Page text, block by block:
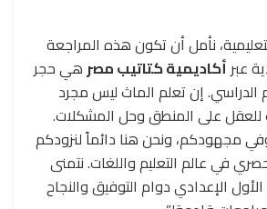
نأمل أن تكون هذه المراجعة
عبر أكاديمية كتاتيب مصر هي حجر
الدراسي. إن تعلم الماث ليس مجرد
للعقل على المنطق وحل المشكلات.
مجهودكم، ونحن هنا دائماً لنزودكم
في عالم التعليم واللغات. نتمنى
الإعدادي دوام التوفيق والنجاح